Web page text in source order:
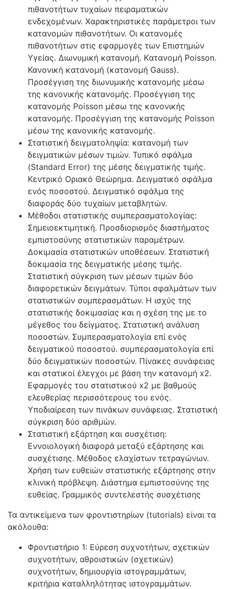
πιθανοτήτων τυχαίων πειραματικών
ενδεχομένων. Χαρακτηριστικές παράμετροι των
κατανομών πιθανοτήτων. Οι κατανομές
πιθανοτήτων στις εφαρμογές των Επιστημών
Υγείας. Διωνυμική κατανομή. Kατανομή Poisson.
Κανονική κατανομή (κατανομή Gauss).
Προσέγγιση της διωνυμικής κατανομής μέσω
της κανονικής κατανομής. Προσέγγιση της
κατανομής Poisson μέσω της κανονικής
κατανομής. Προσέγγιση της κατανομής Poisson
μέσω της κανονικής κατανομής.
Στατιστική δειγματοληψία: κατανομή των
δειγματικών μέσων τιμών. Τυπικό σφάλμα
(Standard Error) της μέσης δειγματικής τιμής.
Κεντρικό Οριακό Θεώρημα. Δειγματικό σφάλμα
ενός ποσοστού. Δειγματικό σφάλμα της
διαφοράς δύο τυχαίων μεταβλητών.
Μέθοδοι στατιστικής συμπερασματολογίας:
Σημειοεκτιμητική. Προσδιορισμός διαστήματος
εμπιστοσύνης στατιστικών παραμέτρων.
Δοκιμασία στατιστικών υποθέσεων. Στατιστική
δοκιμασία της δειγματικής μέσης τιμής.
Στατιστική σύγκριση των μέσων τιμών δύο
διαφορετικών δειγμάτων. Τύποι σφαλμάτων των
στατιστικών συμπερασμάτων. Η ισχύς της
στατιστικής δοκιμασίας και η σχέση της με το
μέγεθος του δείγματος. Στατιστική ανάλυση
ποσοστών. Συμπερασματολογία επί ενός
δειγματικού ποσοστού. συμπερασματολογία επί
δύο δειγματικών ποσοστών. Πίνακες συνάφειας
και στατικοί έλεγχοι με βάση την κατανομή x2.
Εφαρμογές του στατιστικού x2 με βαθμούς
ελευθερίας περισσότερους του ενός.
Υποδιαίρεση των πινάκων συνάφειας. Στατιστική
σύγκριση δύο αριθμών.
Στατιστική εξάρτηση και συσχέτιση:
Εννοιολογική διαφορά μεταξύ εξάρτησης και
συσχέτισης. Μέθοδος ελαχίστων τετραγώνων.
Χρήση των ευθειών στατιστικής εξάρτησης στην
κλινική πρόβλεψη. Διάστημα εμπιστοσύνης της
ευθείας. Γραμμικός συντελεστής συσχέτισης
Τα αντικείμενα των φροντιστηρίων (tutorials) είναι τα
ακόλουθα:
Φροντιστήριο 1: Εύρεση συχνοτήτων, σχετικών
συχνοτήτων, αθροιστικών (σχετικών)
συχνοτήτων, δημιουργία ιστογραμμάτων,
κριτήρια καταλληλότητας ιστογραμμάτων.